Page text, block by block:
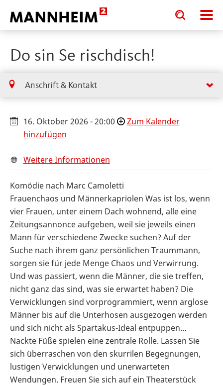
Toggle
search
input
Toggle
search
input
Do sin Se rischdisch!
Anschrift & Kontakt
16. Oktober 2026 - 20:00
Zum Kalender
hinzufügen
Weitere Informationen
Komödie nach Marc Camoletti
Frauenchaos und Männerkapriolen Was ist los, wenn
vier Frauen, unter einem Dach wohnend, alle eine
Zeitungsannonce aufgeben, weil sie jeweils einen
Mann für verschiedene Zwecke suchen? Auf der
Suche nach ihrem ganz persönlichen Traummann,
sorgen sie für jede Menge Chaos und Verwirrung.
Und was passiert, wenn die Männer, die sie treffen,
nicht ganz das sind, was sie erwartet haben? Die
Verwicklungen sind vorprogrammiert, wenn arglose
Männer bis auf die Unterhosen ausgezogen werden
und sich nicht als Spartakus-Ideal entpuppen…
Nackte Füße spielen eine zentrale Rolle. Lassen Sie
sich überraschen von den skurrilen Begegnungen,
lustigen Verwicklungen und unerwarteten
Wendungen. Freuen Sie sich auf ein Theaterstück